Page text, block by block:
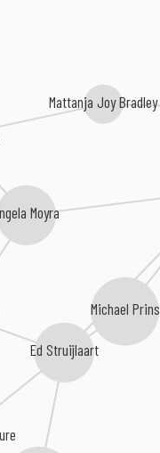
Ed Struijlaart
Mattanja Joy Bradley
Michael Prins
Moyra